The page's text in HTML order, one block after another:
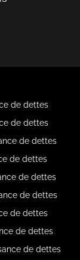
de dettes
de dettes
de dettes
de dettes
de dettes
de dettes
de dettes
de dettes
de dettes